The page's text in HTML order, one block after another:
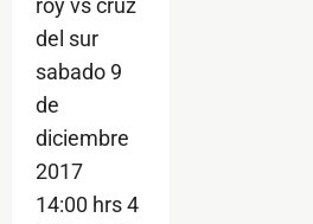
roy vs cruz
del sur
sabado 9
de
diciembre
2017
14:00 hrs 4